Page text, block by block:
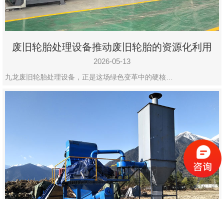
废旧轮胎处理设备推动废旧轮胎的资源化利用
2026-05-13
九龙废旧轮胎处理设备，正是这场绿色变革中的硬核…